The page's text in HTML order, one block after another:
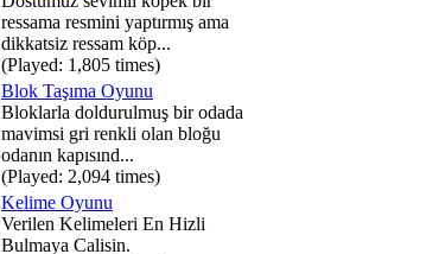
ressama resmini yaptırmış ama
dikkatsiz ressam köp...
(Played: 1,805 times)
Blok Taşıma Oyunu
Bloklarla doldurulmuş bir odada
mavimsi gri renkli olan bloğu
odanın kapısınd...
(Played: 2,094 times)
Kelime Oyunu
Verilen Kelimeleri En Hizli
Bulmaya Calisin.